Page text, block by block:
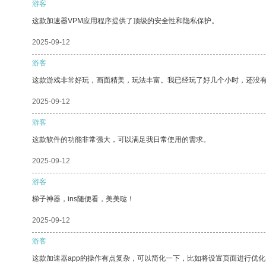
游客
这款加速器VPM应用程序提供了顶级的安全性和隐私保护。
2025-09-12
游客
这款游戏非常好玩，画面精美，玩法丰富。我已经玩了好几个小时，还没有
2025-09-12
游客
这款软件的功能非常强大，可以满足我日常使用的需求。
2025-09-12
游客
梯子神器，ins随便看，美美哒！
2025-09-12
游客
这款加速器app的操作有点复杂，可以简化一下，比如将设置页面进行优化